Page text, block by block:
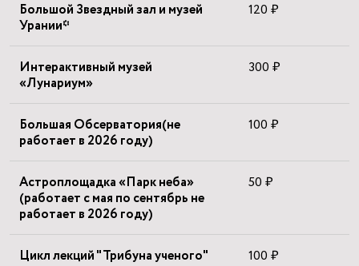
Большой Звездный зал и музей
Урании*
120 ₽
Интерактивный музей
«Лунариум»
300 ₽
Большая Обсерватория(не
работает в 2026 году)
100 ₽
Астроплощадка «Парк неба»
(работает с мая по сентябрь не
работает в 2026 году)
50 ₽
Цикл лекций "Трибуна ученого" 100 ₽